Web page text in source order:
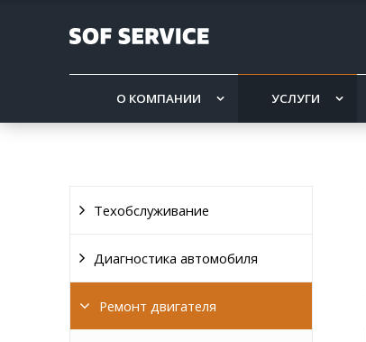
О КОМПАНИИ УСЛУГИ
Техобслуживание
Диагностика автомобиля
Ремонт двигателя